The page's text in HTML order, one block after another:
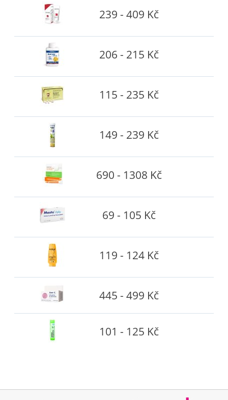
239 - 409 Kč
206 - 215 Kč
115 - 235 Kč
149 - 239 Kč
690 - 1308 Kč
69 - 105 Kč
119 - 124 Kč
445 - 499 Kč
101 - 125 Kč